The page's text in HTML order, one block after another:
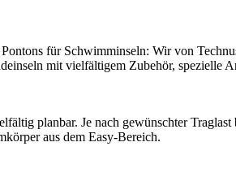
für Schwimminseln: Wir von
mit vielfältigem Zubehör, spezielle
planbar. Je nach gewünschter
aus dem Easy-Bereich.